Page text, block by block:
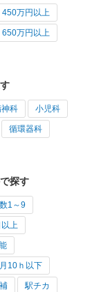
450万円以上
650万円以上
科 小児科
循環器科
探す
1～9
上
10ｈ以下
駅チカ